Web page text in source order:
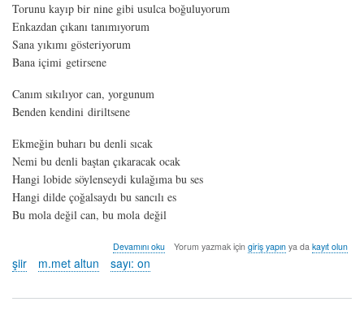
Torunu kayıp bir nine gibi usulca boğuluyorum
Enkazdan çıkanı tanımıyorum
Sana yıkımı gösteriyorum
Bana içimi getirsene
Canım sıkılıyor can, yorgunum
Benden kendini diriltsene
Ekmeğin buharı bu denli sıcak
Nemi bu denli baştan çıkaracak ocak
Hangi lobide söylenseydi kulağıma bu ses
Hangi dilde çoğalsaydı bu sancılı es
Bu mola değil can, bu mola değil
can
m.met
hakkında
Devamını oku Yorum yazmak için giriş yapınya da kayıt olun
şiir m.met altun sayı: on